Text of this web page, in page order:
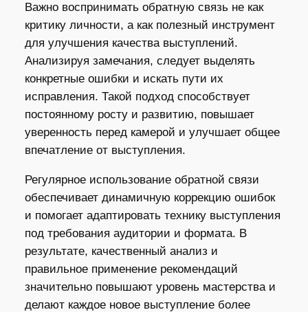
Важно воспринимать обратную связь не как
критику личности, а как полезный инструмент
для улучшения качества выступлений.
Анализируя замечания, следует выделять
конкретные ошибки и искать пути их
исправления. Такой подход способствует
постоянному росту и развитию, повышает
уверенность перед камерой и улучшает общее
впечатление от выступления.
Регулярное использование обратной связи
обеспечивает динамичную коррекцию ошибок
и помогает адаптировать технику выступления
под требования аудитории и формата. В
результате, качественный анализ и
правильное применение рекомендаций
значительно повышают уровень мастерства и
делают каждое новое выступление более